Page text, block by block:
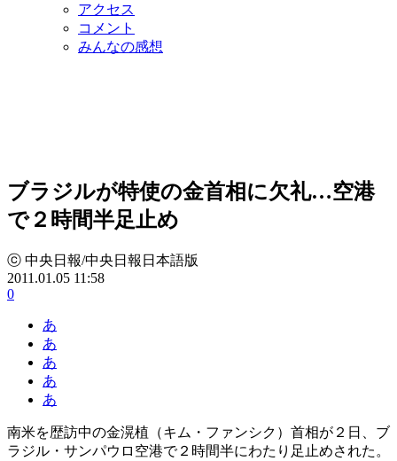
アクセス
コメント
みんなの感想
ブラジルが特使の金首相に欠礼…空港
で２時間半足止め
ⓒ 中央日報/中央日報日本語版
2011.01.05 11:58
0
あ
あ
あ
あ
あ
南米を歴訪中の金滉植（キム・ファンシク）首相が２日、ブ
ラジル・サンパウロ空港で２時間半にわたり足止めされた。